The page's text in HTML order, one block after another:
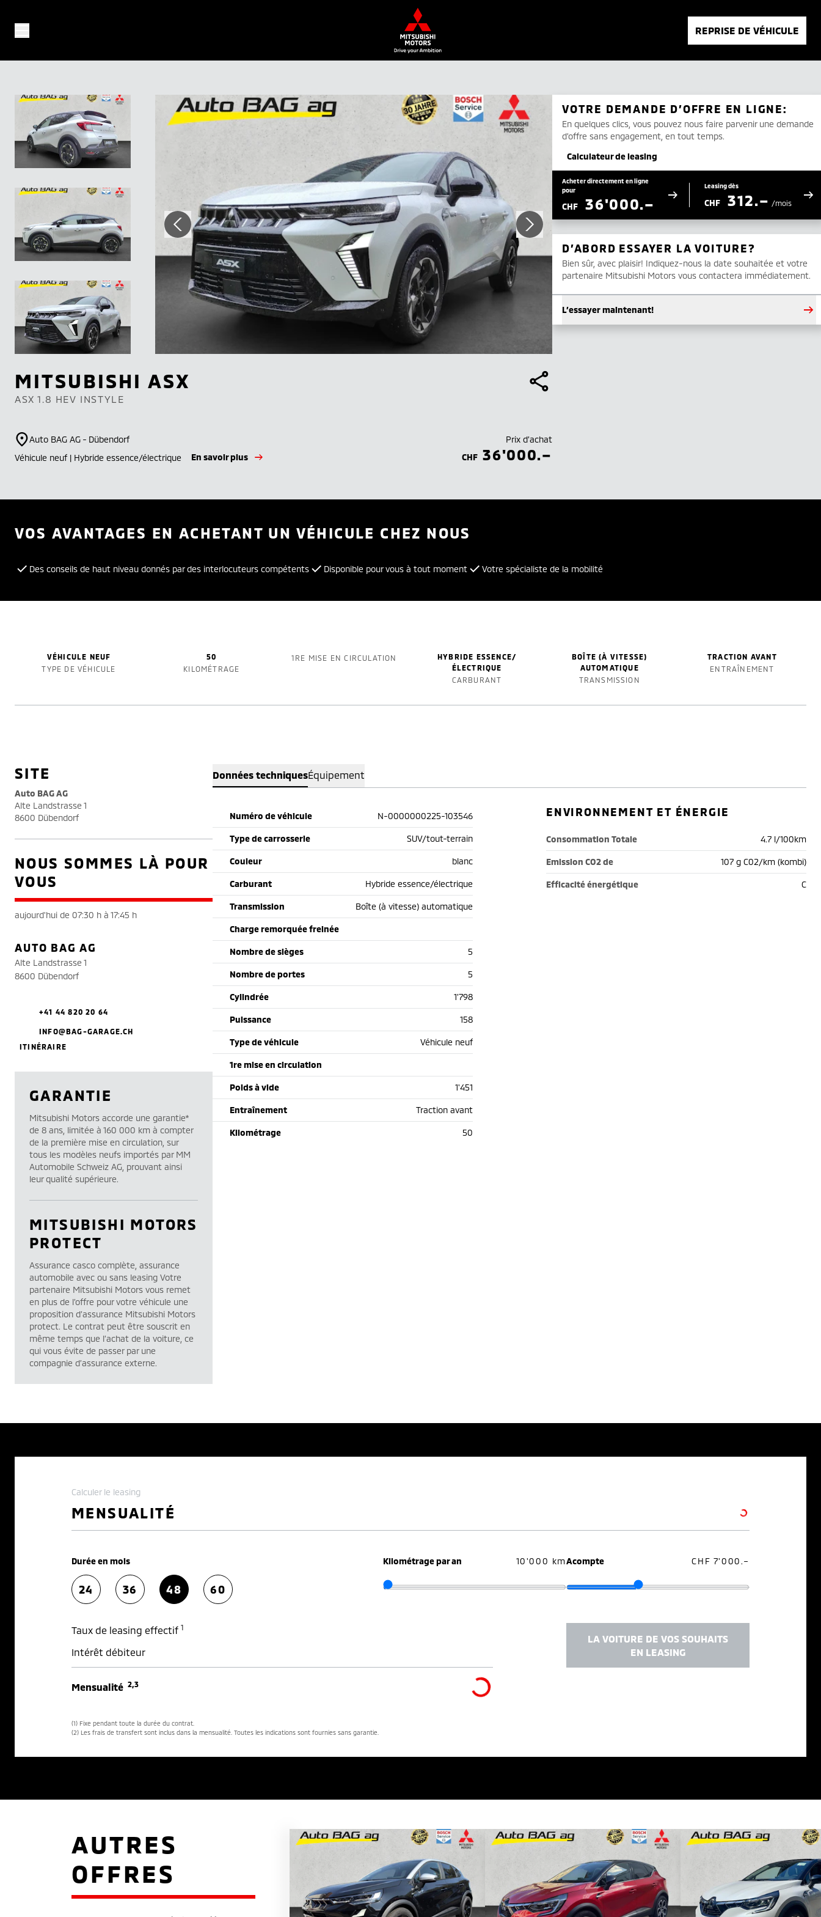
REPRISE DE VÉHICULE
MITSUBISHI ASX
ASX 1.8 HEV INSTYLE
Auto BAG AG - Dübendorf
Véhicule neuf | Hybride essence/électrique
En savoir plus
Prix d’achat
CHF 36'000.–
VOTRE DEMANDE D’OFFRE EN LIGNE:
En quelques clics, vous pouvez nous faire parvenir une demande
d’offre sans engagement, en tout temps.
Calculateur de leasing
Acheter directement en ligne
pour
CHF 36'000.–
Leasing dès
CHF 312.– /mois
D’ABORD ESSAYER LA VOITURE?
Bien sûr, avec plaisir! Indiquez-nous la date souhaitée et votre
partenaire Mitsubishi Motors vous contactera immédiatement.
L’essayer maintenant!
VOS AVANTAGES EN ACHETANT UN VÉHICULE CHEZ NOUS
Des conseils de haut niveau donnés par des interlocuteurs compétents Disponible pour vous à tout moment Votre spécialiste de la mobilité
VÉHICULE NEUF
TYPE DE VÉHICULE
50
KILOMÉTRAGE
1RE MISE EN CIRCULATION
HYBRIDE ESSENCE/
ÉLECTRIQUE
CARBURANT
BOÎTE (À VITESSE)
AUTOMATIQUE
TRANSMISSION
TRACTION AVANT
ENTRAÎNEMENT
Données techniquesÉquipement
Numéro de véhicule N-0000000225-103546
Type de carrosserie SUV/tout-terrain
Couleur blanc
Carburant Hybride essence/électrique
Transmission Boîte (à vitesse) automatique
Charge remorquée freinée
Nombre de sièges 5
Nombre de portes 5
Cylindrée 1'798
Puissance 158
Type de véhicule Véhicule neuf
1re mise en circulation
Poids à vide 1'451
Entraînement Traction avant
Kilométrage 50
ENVIRONNEMENT ET ÉNERGIE
Consommation Totale 4.7 l/100km
Emission CO2 de 107 g C02/km (kombi)
Efficacité énergétique C
SITE
Auto BAG AG
Alte Landstrasse 1
8600 Dübendorf
NOUS SOMMES LÀ POUR
VOUS
aujourd'hui de 07:30 h à 17:45 h
AUTO BAG AG
Alte Landstrasse 1
8600 Dübendorf
+41 44 820 20 64
INFO@BAG-GARAGE.CH
ITINÉRAIRE
GARANTIE
Mitsubishi Motors accorde une garantie*
de 8 ans, limitée à 160 000 km à compter
de la première mise en circulation, sur
tous les modèles neufs importés par MM
Automobile Schweiz AG, prouvant ainsi
leur qualité supérieure.
MITSUBISHI MOTORS
PROTECT
Assurance casco complète, assurance
automobile avec ou sans leasing Votre
partenaire Mitsubishi Motors vous remet
en plus de l’offre pour votre véhicule une
proposition d’assurance Mitsubishi Motors
protect. Le contrat peut être souscrit en
même temps que l’achat de la voiture, ce
qui vous évite de passer par une
compagnie d’assurance externe.
Calculer le leasing
MENSUALITÉ
Durée en mois
24 36 48 60
Kilométrage par an 10'000 kmAcompte CHF 7'000.–
Taux de leasing effectif 1
Intérêt débiteur
Mensualité 2,3
(1) Fixe pendant toute la durée du contrat.
(2) Les frais de transfert sont inclus dans la mensualité. Toutes les indications sont fournies sans garantie.
LA VOITURE DE VOS SOUHAITS
EN LEASING
AUTRES
OFFRES